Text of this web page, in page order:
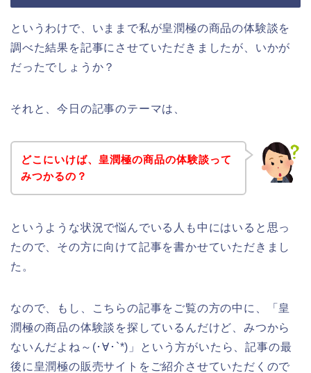
というわけで、いままで私が皇潤極の商品の体験談を
調べた結果を記事にさせていただきましたが、いかが
だったでしょうか？
それと、今日の記事のテーマは、
どこにいけば、皇潤極の商品の体験談って
みつかるの？
というような状況で悩んでいる人も中にはいると思っ
たので、その方に向けて記事を書かせていただきまし
た。
なので、もし、こちらの記事をご覧の方の中に、「皇
潤極の商品の体験談を探しているんだけど、みつから
ないんだよね～(･∀･`*)」という方がいたら、記事の最
後に皇潤極の販売サイトをご紹介させていただくので